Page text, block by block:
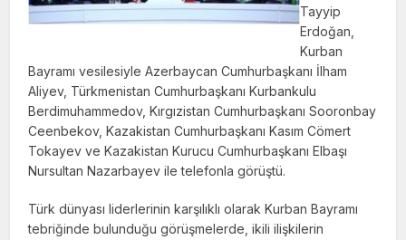
Tayyip
Erdoğan,
Kurban
Bayramı vesilesiyle Azerbaycan Cumhurbaşkanı İlham
Aliyev, Türkmenistan Cumhurbaşkanı Kurbankulu
Berdimuhammedov, Kırgızistan Cumhurbaşkanı Sooronbay
Ceenbekov, Kazakistan Cumhurbaşkanı Kasım Cömert
Tokayev ve Kazakistan Kurucu Cumhurbaşkanı Elbaşı
Nursultan Nazarbayev ile telefonla görüştü.
Türk dünyası liderlerinin karşılıklı olarak Kurban Bayramı
tebriğinde bulunduğu görüşmelerde, ikili ilişkilerin